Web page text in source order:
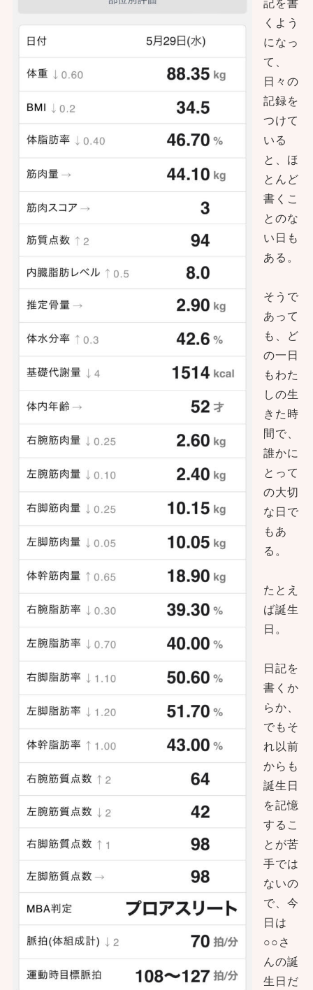
くよう
になっ
て、
日々の
記録を
つけて
いる
と、ほ
とんど
書くこ
とのな
い日も
ある。
そうで
あって
も、ど
の一日
もわた
しの生
きた時
間で、
誰かに
とって
の大切
な日で
もあ
る。
たとえ
ば誕生
日。
日記を
書くか
らか、
でもそ
れ以前
からも
誕生日
を記憶
するこ
とが苦
手では
ないの
で、今
日は
○○さ
んの誕
生日だ